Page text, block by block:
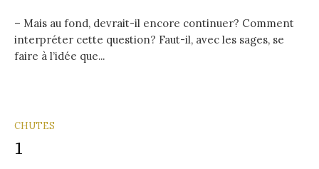
– Mais au fond, devrait-il encore continuer? Comment
interpréter cette question? Faut-il, avec les sages, se
faire à l’idée que...
CHUTES
1